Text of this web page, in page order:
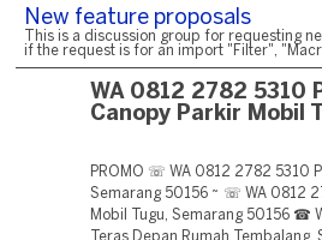
New feature proposals
This is a discussion group for requesting
if the request is for an import "Filter",
WA 0812 2782 5310
Canopy Parkir Mobil
PROMO ☏ WA 0812 2782 5310
Semarang 50156 ~ ☏ WA 0812
Mobil Tugu, Semarang 50156 ☎
Teras Depan Rumah